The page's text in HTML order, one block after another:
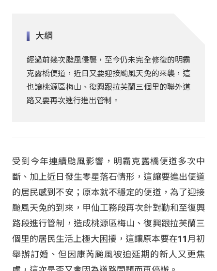
大綱
經過前幾次颱風侵襲，至今仍未完全修復的明霸
克露橋便道，近日又要迎接颱風天兔的來襲，這
也讓桃源區梅山、復興跟拉芙蘭三個里的聯外道
路又要再次進行進出管制。
受到今年連續颱風影響，明霸克露橋便道多次中
斷、加上近日發生零星落石情形，這讓要進出便道
的居民感到不安；原本就不穩定的便道，為了迎接
颱風天兔的到來，甲仙工務段再次針對勤和至復興
路段進行管制，造成桃源區梅山、復興跟拉芙蘭三
個里的居民生活上極大困擾，這讓原本要在11月初
舉辦訂婚、但因康芮颱風被迫延期的新人又更焦